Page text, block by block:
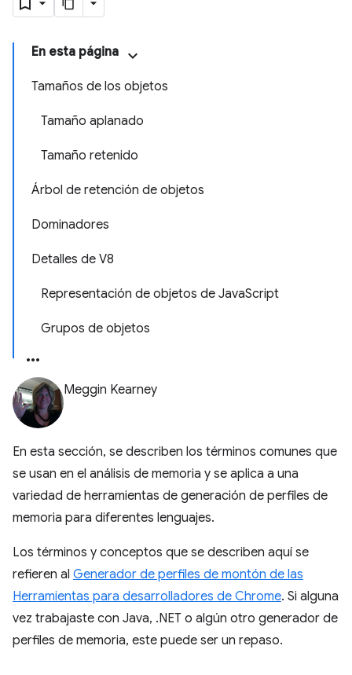
En esta página
Tamaños de los objetos
Tamaño aplanado
Tamaño retenido
Árbol de retención de objetos
Dominadores
Detalles de V8
Representación de objetos de JavaScript
Grupos de objetos
Meggin Kearney
En esta sección, se describen los términos comunes que
se usan en el análisis de memoria y se aplica a una
variedad de herramientas de generación de perfiles de
memoria para diferentes lenguajes.
Los términos y conceptos que se describen aquí se
refieren al Generador de perfiles de montón de las
Herramientas para desarrolladores de Chrome. Si alguna
vez trabajaste con Java, .NET o algún otro generador de
perfiles de memoria, este puede ser un repaso.